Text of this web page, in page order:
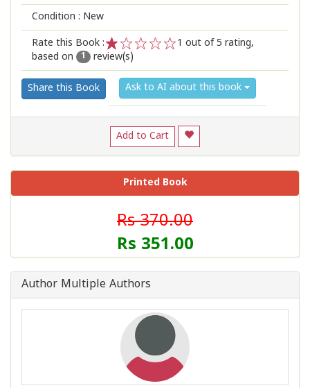
Condition : New
Rate this Book :
2
1
1 out of 5 rating,
based on
1 review(s)
Share this Book Ask to AI about this book
Add to Cart
Printed Book
Rs 370.00
Rs 351.00
Author Multiple Authors